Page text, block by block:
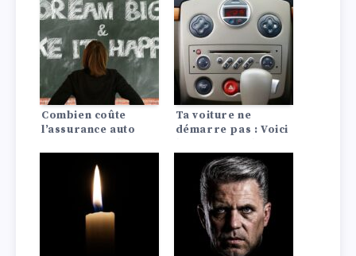
Combien coûte
l’assurance auto
Ta voiture ne
démarre pas : Voici
plus fréquentes !